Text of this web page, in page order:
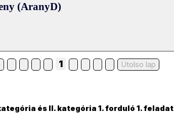
(AranyD)
1 Utolso lap
és II. kategória 1. forduló 1. feladat